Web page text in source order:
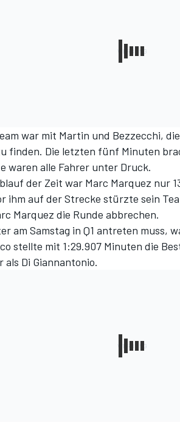
war mit Martin und Bezzecchi,
finden. Die letzten fünf Minuten
waren alle Fahrer unter Druck.
der Zeit war Marc Marquez nur
ihm auf der Strecke stürzte sein
Marquez die Runde abbrechen.
am Samstag in Q1 antreten muss,
stellte mit 1:29.907 Minuten die
als Di Giannantonio.